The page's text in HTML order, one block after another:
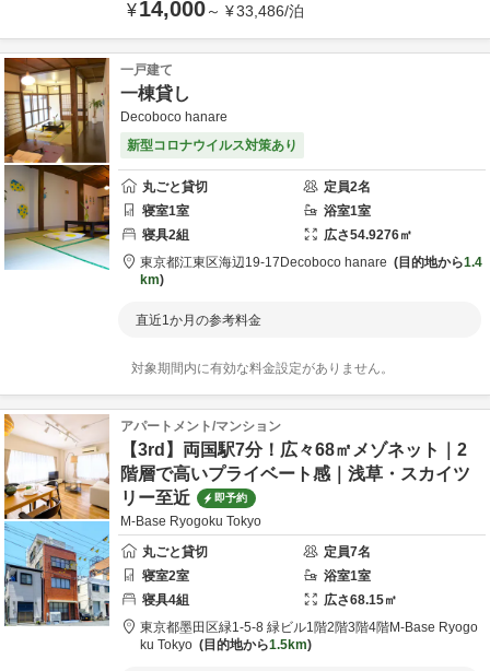
¥14,000～ ¥33,486/泊
一戸建て
一棟貸し
Decoboco hanare
新型コロナウイルス対策あり
丸ごと貸切 定員2名
寝室1室 浴室1室
寝具2組 広さ54.9276㎡
東京都江東区海辺19-17 Decoboco hanare 目的地から1.4
km
直近1か月の参考料金
対象期間内に有効な料金設定がありません。
アパートメント/マンション
【3rd】両国駅7分！広々68㎡メゾネット｜2
階層で高いプライベート感｜浅草・スカイツ
リー至近
即予約
M-Base Ryogoku Tokyo
丸ごと貸切
定員7名
寝室2室 浴室1室
寝具4組 広さ68.15㎡
東京都墨田区緑1-5-8 緑ビル1階2階3階4階M-Base Ryogo
ku Tokyo
目的地から1.5km